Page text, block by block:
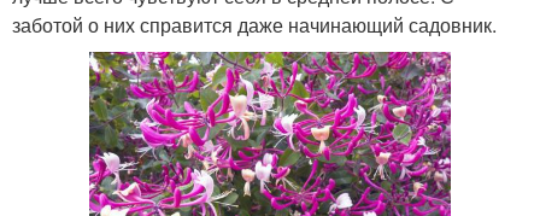
заботой о них справится даже начинающий садовник.